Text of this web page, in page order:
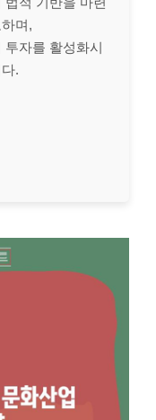
며,
투자를 활성화시
.